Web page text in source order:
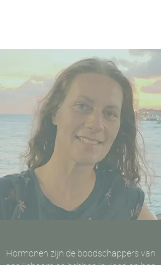
Hormonen zijn de boodschappers van